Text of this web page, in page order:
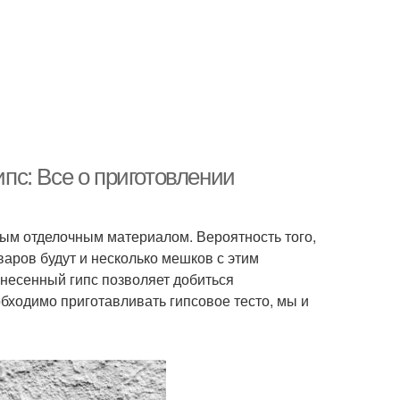
Все о приготовлении
отделочным материалом. Вероятность того,
будут и несколько мешков с этим
гипс позволяет добиться
приготавливать гипсовое тесто, мы и